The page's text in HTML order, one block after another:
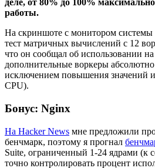
деле, от 80% до 100%
работы.
На скриншоте с монитором системы
тест матричных вычислений с 12
что он сообщал об использовании
дополнительные воркеры
исключением повышения значений
CPU).
Бонус: Nginx
На Hacker News мне предложили
бенчмарк, поэтому я прогнал
Suite, ограниченный 1-24 ядрами (к
точно контролировать процент